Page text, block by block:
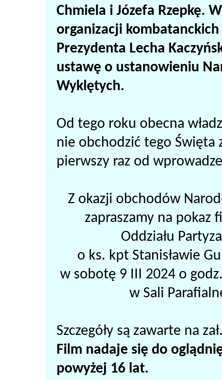
Chmiela i Józefa Rzepkę.
organizacji
Prezydenta Lecha
ustawę o ustanowieniu
Wyklętych.
Od tego roku obecna
nie obchodzić tego Święta
pierwszy raz od
Z okazji obchodów
zapraszamy na
Oddziału
o ks. kpt Stanisławie
w sobotę 9 III 2024 o
w Sali
Szczegóły są zawarte na
Film nadaje się do
powyżej 16 lat.